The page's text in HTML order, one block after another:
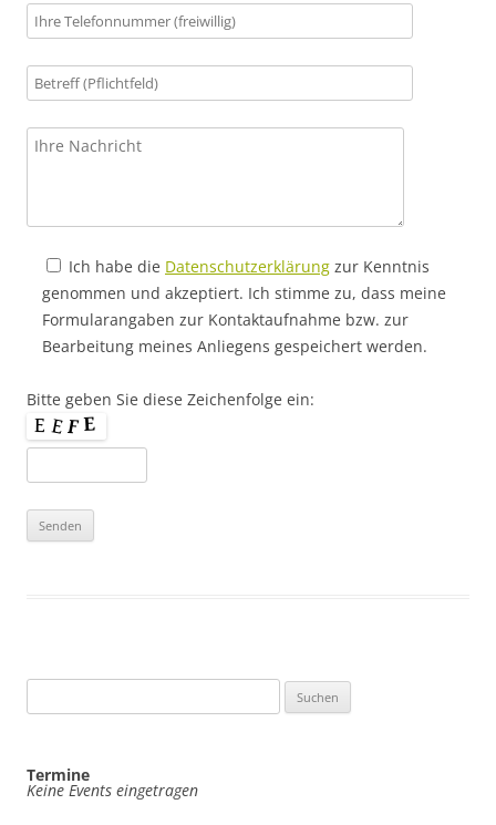
Ich habe die Datenschutzerklärung zur Kenntnis
genommen und akzeptiert. Ich stimme zu, dass meine
Formularangaben zur Kontaktaufnahme bzw. zur
Bearbeitung meines Anliegens gespeichert werden.
Bitte geben Sie diese Zeichenfolge ein:
nach:
Termine
Keine Events eingetragen